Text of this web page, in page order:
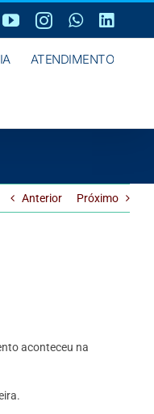
YouTubeInstagram
ATENDIMENTO
Anterior Próximo
aconteceu na